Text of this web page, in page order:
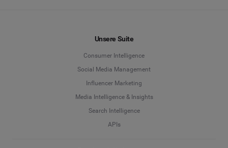
Unsere Suite
Consumer Intelligence
Social Media Management
Influencer Marketing
Media Intelligence & Insights
Search Intelligence
APIs